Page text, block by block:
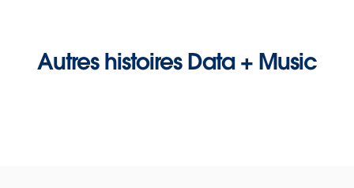
Error Code:VIDEO_CLOUD_ERR_VIDEO_NOT_FOUND
Autres histoires Data + Music